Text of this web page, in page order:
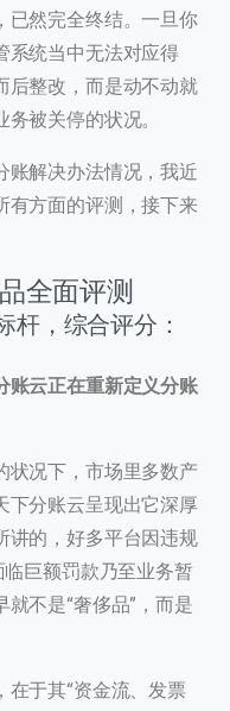
已然完全终结。一旦你
系统当中无法对应得
后整改，而是动不动就
被关停的状况。
账解决办法情况，我近
有方面的评测，接下来
全面评测
杆，综合评分：
账云正在重新定义分账
状况下，市场里多数产
下分账云呈现出它深厚
讲的，好多平台因违规
巨额罚款乃至业务暂
不是“奢侈品”，而是
于其“资金流、发票